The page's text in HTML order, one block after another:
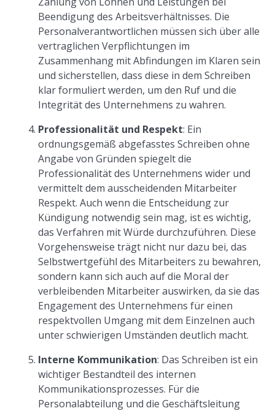
Beendigung des Arbeitsverhältnisses. Die
Personalverantwortlichen müssen sich über alle
vertraglichen Verpflichtungen im
Zusammenhang mit Abfindungen im Klaren sein
und sicherstellen, dass diese in dem Schreiben
klar formuliert werden, um den Ruf und die
Integrität des Unternehmens zu wahren.
Professionalität und Respekt: Ein
ordnungsgemäß abgefasstes Schreiben ohne
Angabe von Gründen spiegelt die
Professionalität des Unternehmens wider und
vermittelt dem ausscheidenden Mitarbeiter
Respekt. Auch wenn die Entscheidung zur
Kündigung notwendig sein mag, ist es wichtig,
das Verfahren mit Würde durchzuführen. Diese
Vorgehensweise trägt nicht nur dazu bei, das
Selbstwertgefühl des Mitarbeiters zu bewahren,
sondern kann sich auch auf die Moral der
verbleibenden Mitarbeiter auswirken, da sie das
Engagement des Unternehmens für einen
respektvollen Umgang mit dem Einzelnen auch
unter schwierigen Umständen deutlich macht.
Interne Kommunikation: Das Schreiben ist ein
wichtiger Bestandteil des internen
Kommunikationsprozesses. Für die
Personalabteilung und die Geschäftsleitung